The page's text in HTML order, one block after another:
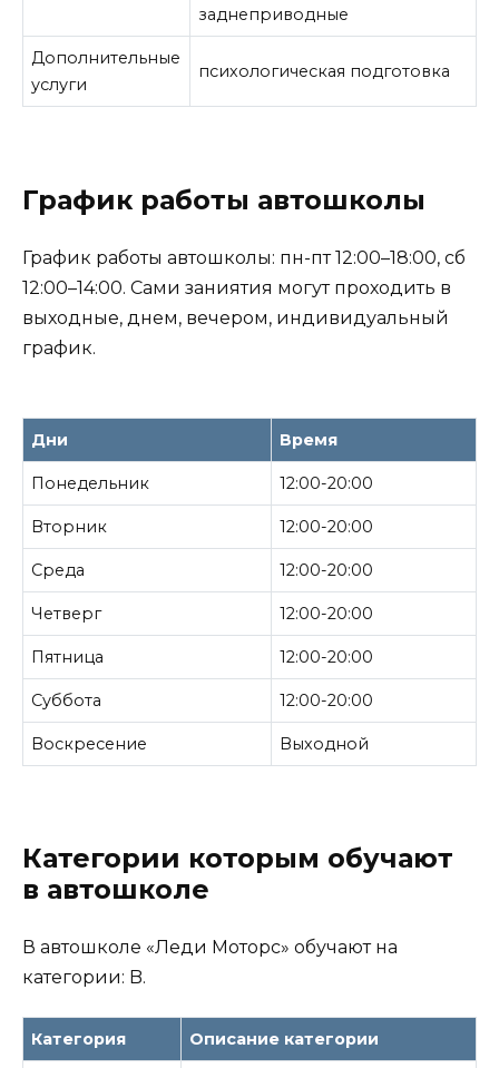
заднеприводные
Дополнительные
услуги
психологическая подготовка
График работы автошколы
График работы автошколы: пн-пт 12:00–18:00, сб
12:00–14:00. Сами заниятия могут проходить в
выходные, днем, вечером, индивидуальный
график.
Дни Время
Понедельник 12:00-20:00
Вторник 12:00-20:00
Среда 12:00-20:00
Четверг 12:00-20:00
Пятница 12:00-20:00
Суббота 12:00-20:00
Воскресение Выходной
Категории которым обучают
в автошколе
В автошколе «Леди Моторс» обучают на
категории: B.
Категория Описание категории